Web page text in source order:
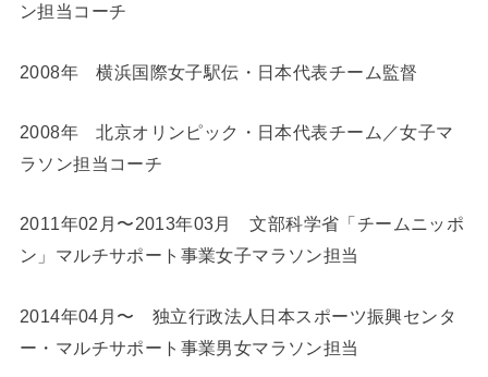
ン担当コーチ
2008年 横浜国際女子駅伝・日本代表チーム監督
2008年 北京オリンピック・日本代表チーム／女子マ
ラソン担当コーチ
2011年02月〜2013年03月 文部科学省「チームニッポ
ン」マルチサポート事業女子マラソン担当
2014年04月〜 独立行政法人日本スポーツ振興センタ
ー・マルチサポート事業男女マラソン担当